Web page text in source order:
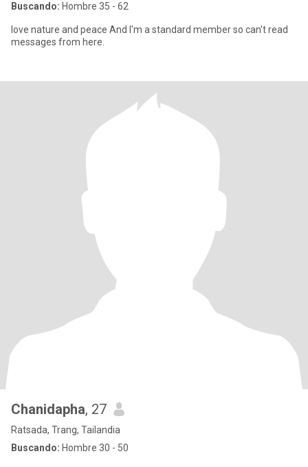
Buscando: Hombre 35 - 62
love nature and peace And I'm a standard member so can't read
messages from here.
Chanidapha, 27
Ratsada, Trang, Tailandia
Buscando: Hombre 30 - 50